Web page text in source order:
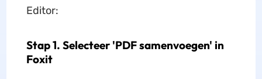
Editor:
Stap 1. Selecteer 'PDF samenvoegen' in
Foxit